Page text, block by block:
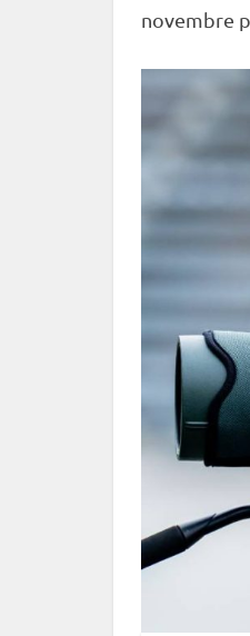
novembre